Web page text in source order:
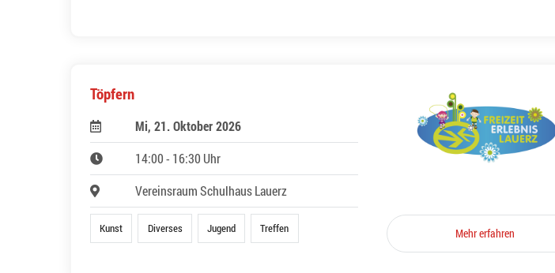
Töpfern
Mi, 21. Oktober 2026
14:00 - 16:30 Uhr
Vereinsraum Schulhaus Lauerz
Kunst Diverses Jugend Treffen Mehr erfahren